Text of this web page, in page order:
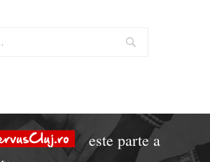
este parte a